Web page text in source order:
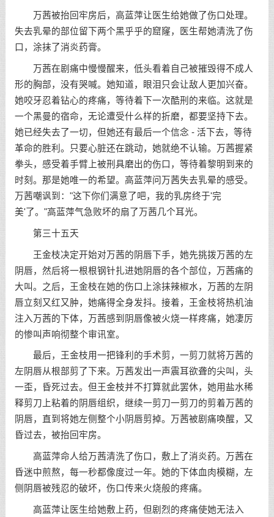
万茜被抬回牢房后，高蓝萍让医生给她做了伤口处理。
失去乳晕的部位留下两个黑乎乎的窟窿，医生帮她清洗了伤
口，涂抹了消炎药膏。
万茜在剧痛中慢慢醒来，低头看着自己被摧毁得不成人
形的胸部，没有哭喊。她知道，眼泪只会让敌人更加兴奋。
她咬牙忍着钻心的疼痛，等待着下一次酷刑的来临。这就是
一个黑曼的宿命，无论遭受什么样的折磨，都要坚持下去。
她已经失去了一切，但她还有最后一个信念 - 活下去，等待
革命的胜利。只要心脏还在跳动，她就绝不认输。万茜握紧
拳头，感受着手臂上被刑具磨出的伤口，等待着黎明到来的
时刻。那是她唯一的希望。高蓝萍问万茜失去乳晕的感受。
万茜嘲讽到："这下你们满意了吧，我的乳房终于'完
美'了。"高蓝萍气急败坏的扇了万茜几个耳光。
第三十五天
王金枝决定开始对万茜的阴唇下手，她先挑拨万茜的左
阴唇，然后将一根根钢针扎进她阴唇的各个部位，万茜痛的
大叫。之后，王金枝在她的伤口上涂抹辣椒水，万茜的左阴
唇立刻又红又肿，她痛得全身发抖。接着，王金枝将热机油
注入万茜的下体，万茜感到阴唇像被火烧一样疼痛，她凄厉
的惨叫声响彻整个审讯室。
最后，王金枝用一把锋利的手术剪，一剪刀就将万茜的
左阴唇从根部剪了下来。万茜发出一声震耳欲聋的尖叫，头
一歪，昏死过去。但王金枝并不打算就此罢休，她用盐水稀
释剪刀上粘着的阴唇组织，继续一剪刀一剪刀的剪着万茜的
阴唇，直到将她左侧整个小阴唇剪掉。万茜被剧痛唤醒，又
昏过去，被抬回牢房。
高蓝萍命人给万茜清洗了伤口，敷上了消炎药。万茜在
昏迷中煎熬，每一秒都像度过一年。她的下体血肉模糊，左
侧阴唇被残忍的破坏，伤口传来火烧般的疼痛。
高蓝萍让医生给她敷上药，但剧烈的疼痛使她无法入